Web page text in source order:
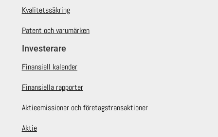
Kvalitetssäkring
Patent och varumärken
Investerare
Finansiell kalender
Finansiella rapporter
Aktieemissioner och företagstransaktioner
Aktie